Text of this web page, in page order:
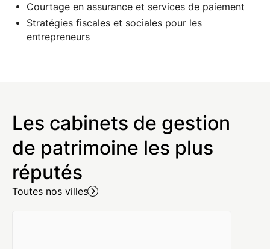
Courtage en assurance et services de paiement
Stratégies fiscales et sociales pour les
entrepreneurs
Les cabinets de gestion
de patrimoine les plus
réputés
Toutes nos villes